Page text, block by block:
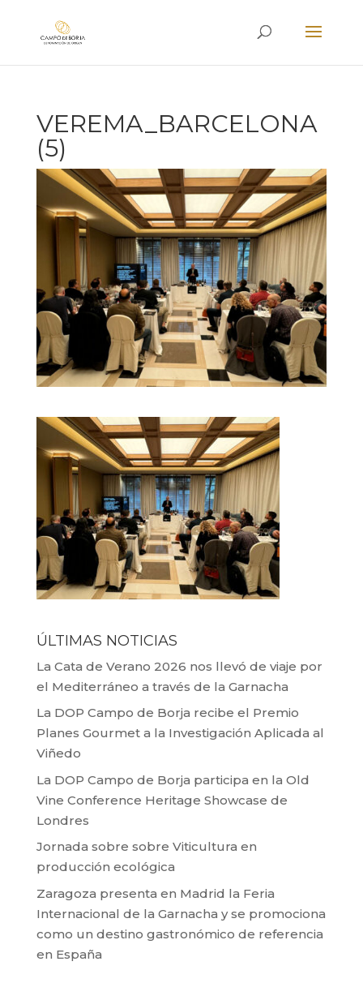
VEREMA_BARCELONA
(5)
ÚLTIMAS NOTICIAS
La Cata de Verano 2026 nos llevó de viaje por
el Mediterráneo a través de la Garnacha
La DOP Campo de Borja recibe el Premio
Planes Gourmet a la Investigación Aplicada al
Viñedo
La DOP Campo de Borja participa en la Old
Vine Conference Heritage Showcase de
Londres
Jornada sobre sobre Viticultura en
producción ecológica
Zaragoza presenta en Madrid la Feria
Internacional de la Garnacha y se promociona
como un destino gastronómico de referencia
en España